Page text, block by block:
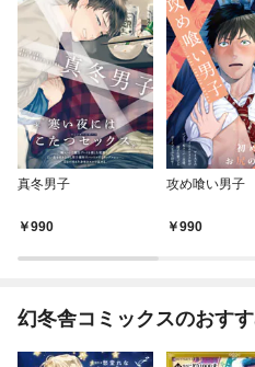
真冬男子
990
攻め喰い男子
990
幻冬舎コミックスのおす